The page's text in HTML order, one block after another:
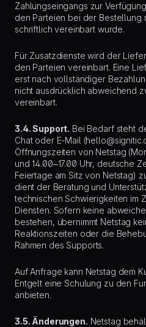
Zahlungseingangs zur
den Parteien bei der Bestellung
schriftlich vereinbart wurde.
Für Zusatzdienste wird der
den Parteien vereinbart. Eine
erst nach vollständiger
nicht ausdrücklich abweichend
vereinbart.
3.4. Support. Bei Bedarf steht
Chat oder E-Mail
Öffnungszeiten von Netstag
und 14.00–17.00 Uhr, deutsche
Feiertage am Sitz von Netstag)
dient der Beratung und
technischen Schwierigkeiten im
Diensten. Sofern keine
bestehen, übernimmt Netstag
Reaktionszeiten oder die
Rahmen des Supports.
Auf Anfrage kann Netstag dem
Entgelt eine Schulung zu den
anbieten.
3.5. Änderungen. Netstag